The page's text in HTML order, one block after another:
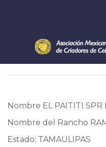
Nombre EL PAITITI SPR
Nombre del Rancho
Estado: TAMAULIPAS